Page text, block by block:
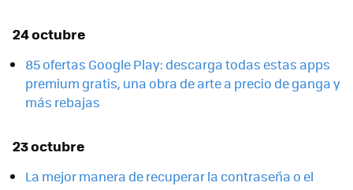
24 octubre
85 ofertas Google Play: descarga todas estas apps
premium gratis, una obra de arte a precio de ganga y
más rebajas
23 octubre
La mejor manera de recuperar la contraseña o el